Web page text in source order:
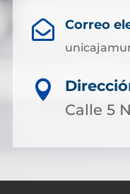
 Correo

Calle 5